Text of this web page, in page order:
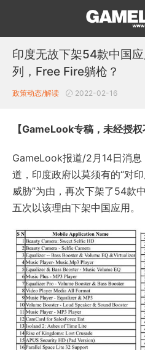
印度无故下架54款中国
列，Free Fire躺枪？
政策动态/解读 2022-02-16
【GameLook专稿，未经授权
GameLook报道/2月14日消
道，印度政府以莫须有的“对
威胁”为由，再次下架了54款
五次以该理由下架中国应用。